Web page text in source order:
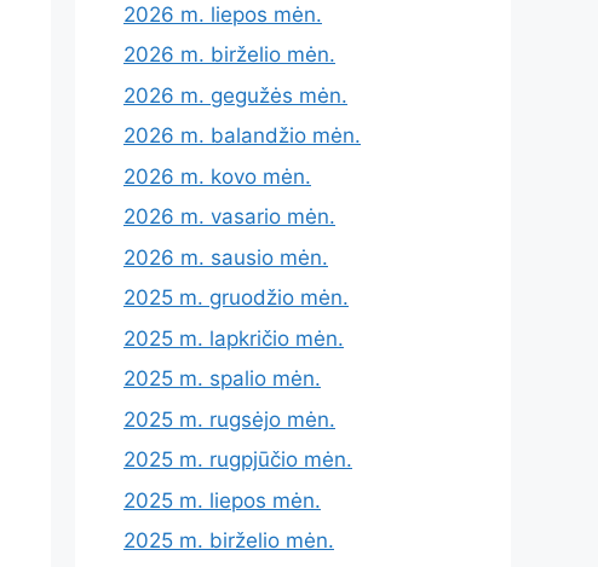
2026 m. liepos mėn.
2026 m. birželio mėn.
2026 m. gegužės mėn.
2026 m. balandžio mėn.
2026 m. kovo mėn.
2026 m. vasario mėn.
2026 m. sausio mėn.
2025 m. gruodžio mėn.
2025 m. lapkričio mėn.
2025 m. spalio mėn.
2025 m. rugsėjo mėn.
2025 m. rugpjūčio mėn.
2025 m. liepos mėn.
2025 m. birželio mėn.